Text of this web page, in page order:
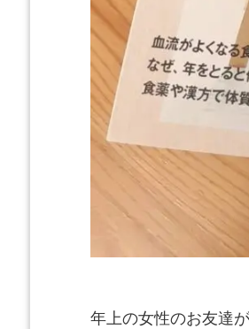
年上の女性のお友達